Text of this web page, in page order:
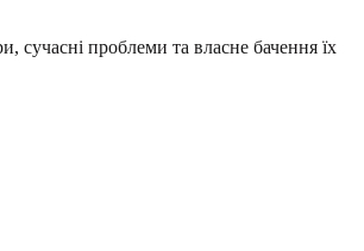
сучасні проблеми та власне бачення їх